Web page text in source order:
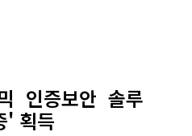
인증보안 솔루
' 획득